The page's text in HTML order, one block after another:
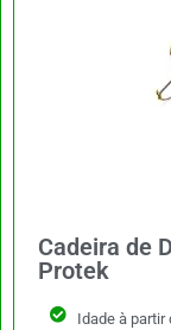
Cadeira de
Protek
Idade à partir